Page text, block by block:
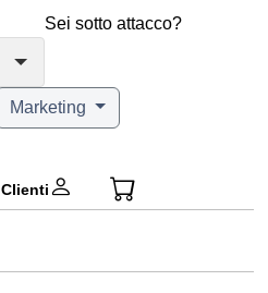
Sei sotto attacco?
Marketing
Clienti